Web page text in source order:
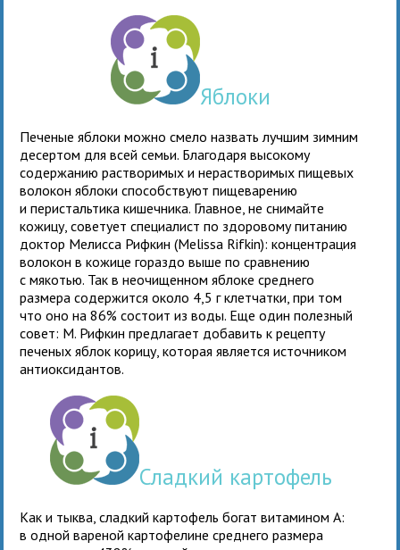
Яблоки
Печеные яблоки можно смело назвать лучшим зимним
десертом для всей семьи. Благодаря высокому
содержанию растворимых и нерастворимых пищевых
волокон яблоки способствуют пищеварению
и перистальтика кишечника. Главное, не снимайте
кожицу, советует специалист по здоровому питанию
доктор Мелисса Рифкин (Melissa Rifkin): концентрация
волокон в кожице гораздо выше по сравнению
с мякотью. Так в неочищенном яблоке среднего
размера содержится около 4,5 г клетчатки, при том
что оно на 86% состоит из воды. Еще один полезный
совет: М. Рифкин предлагает добавить к рецепту
печеных яблок корицу, которая является источником
антиоксидантов.
Сладкий картофель
Как и тыква, сладкий картофель богат витамином А:
в одной вареной картофелине среднего размера